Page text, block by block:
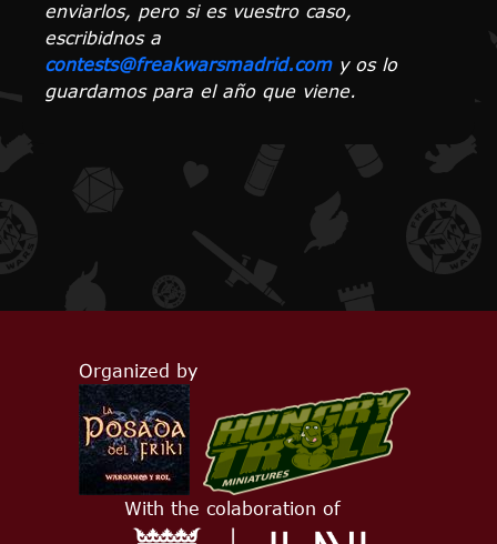
enviarlos, pero si es vuestro caso,
escribidnos a
contests@freakwarsmadrid.comy os lo
guardamos para el año que viene.
Organized by
With the colaboration of